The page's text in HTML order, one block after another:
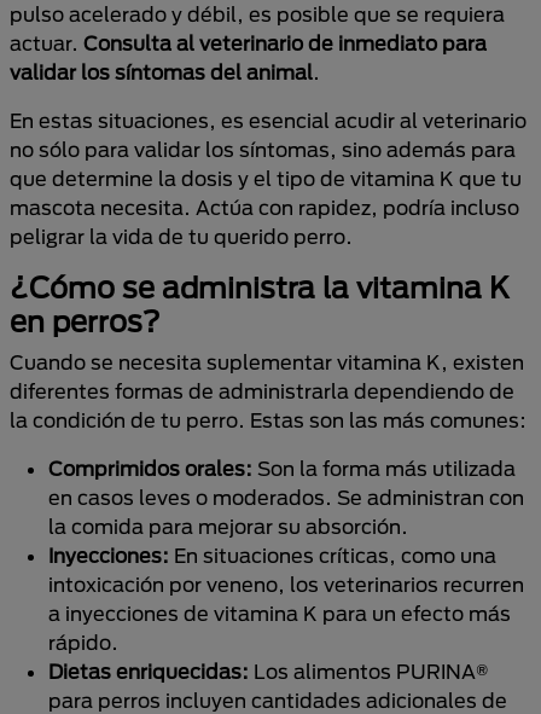
pulso acelerado y débil, es posible que se requiera
actuar. Consulta al veterinario de inmediato para
validar los síntomas del animal.
En estas situaciones, es esencial acudir al veterinario
no sólo para validar los síntomas, sino además para
que determine la dosis y el tipo de vitamina K que tu
mascota necesita. Actúa con rapidez, podría incluso
peligrar la vida de tu querido perro.
¿Cómo se administra la vitamina K
en perros?
Cuando se necesita suplementar vitamina K, existen
diferentes formas de administrarla dependiendo de
la condición de tu perro. Estas son las más comunes:
Comprimidos orales: Son la forma más utilizada
en casos leves o moderados. Se administran con
la comida para mejorar su absorción.
Inyecciones: En situaciones críticas, como una
intoxicación por veneno, los veterinarios recurren
a inyecciones de vitamina K para un efecto más
rápido.
Dietas enriquecidas: Los alimentos PURINA®
para perros incluyen cantidades adicionales de